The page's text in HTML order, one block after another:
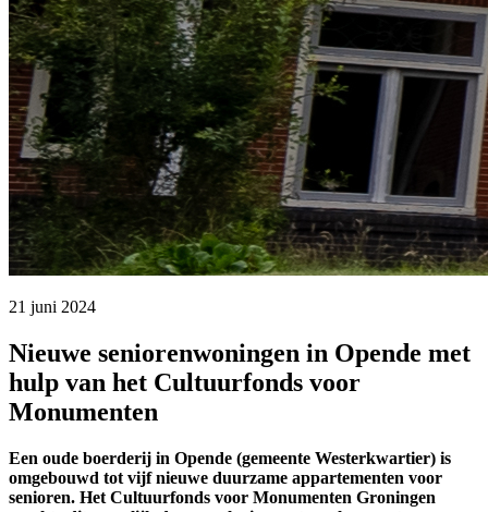
21 juni 2024
Nieuwe seniorenwoningen in Opende met
hulp van het Cultuurfonds voor
Monumenten
Een oude boerderij in Opende (gemeente Westerkwartier) is
omgebouwd tot vijf nieuwe duurzame appartementen voor
senioren. Het Cultuurfonds voor Monumenten Groningen